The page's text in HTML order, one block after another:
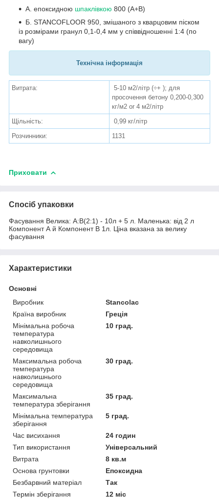
А. епоксидною шпаклівкою 800 (A+B)
Б. STANCOFLOOR 950, змішаного з кварцовим піском
із розмірами гранул 0,1-0,4 мм у співвідношенні 1:4 (по
вагу)
Технічна інформація
Витрата:
5-10 м2/літр (÷+ ); для
просочення бетону 0,200-0,300
кг/м2 or 4 м2/літр
Щільність:
0,99 кг/літр
Розчинники:
1131
Приховати
Спосіб упаковки
Фасування Велика: А:В(2:1) - 10л + 5 л. Маленька: від 2 л
Компонент А й Компонент В 1л. Ціна вказана за велику
фасування
Характеристики
Основні
Виробник
Stancolac
Країна виробник
Греція
Мінімальна робоча
температура
навколишнього
середовища
10 град.
Максимальна робоча
температура
навколишнього
середовища
30 град.
Максимальна
температура зберігання
35 град.
Мінімальна температура
зберігання
5 град.
Час висихання
24 годин
Тип використання
Універсальний
Витрата
8 кв.м
Основа грунтовки
Епоксидна
Безбарвний матеріал
Так
Термін зберігання
12 міс